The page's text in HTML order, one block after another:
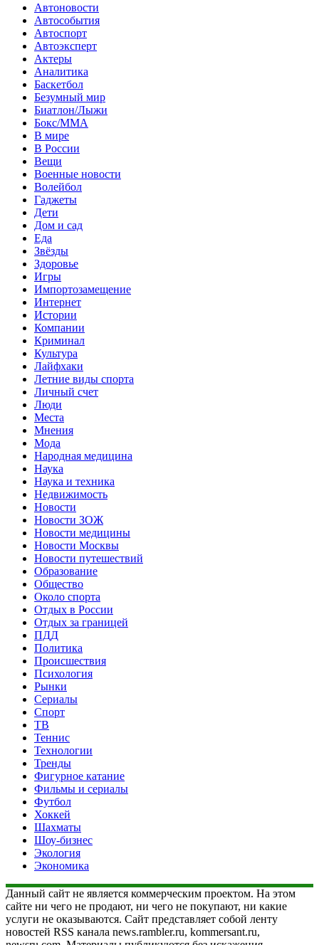
Автоновости
Автособытия
Автоспорт
Автоэксперт
Актеры
Аналитика
Баскетбол
Безумный мир
Биатлон/Лыжи
Бокс/MMA
В мире
В России
Вещи
Военные новости
Волейбол
Гаджеты
Дети
Дом и сад
Еда
Звёзды
Здоровье
Игры
Импортозамещение
Интернет
Истории
Компании
Криминал
Культура
Лайфхаки
Летние виды спорта
Личный счет
Люди
Места
Мнения
Мода
Народная медицина
Наука
Наука и техника
Недвижимость
Новости
Новости ЗОЖ
Новости медицины
Новости Москвы
Новости путешествий
Образование
Общество
Около спорта
Отдых в России
Отдых за границей
ПДД
Политика
Происшествия
Психология
Рынки
Сериалы
Спорт
ТВ
Теннис
Технологии
Тренды
Фигурное катание
Фильмы и сериалы
Футбол
Хоккей
Шахматы
Шоу-бизнес
Экология
Экономика
Данный сайт не является коммерческим проектом. На этом
сайте ни чего не продают, ни чего не покупают, ни какие
услуги не оказываются. Сайт представляет собой ленту
новостей RSS канала news.rambler.ru, kommersant.ru,